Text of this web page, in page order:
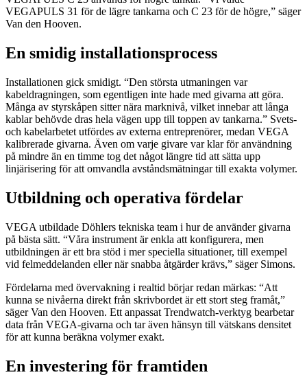
VEGAPULS 31 för de lägre tankarna och C 23 för de högre,” säger
Van den Hooven.
En smidig installationsprocess
Installationen gick smidigt. “Den största utmaningen var
kabeldragningen, som egentligen inte hade med givarna att göra.
Många av styrskåpen sitter nära marknivå, vilket innebar att långa
kablar behövde dras hela vägen upp till toppen av tankarna.” Svets-
och kabelarbetet utfördes av externa entreprenörer, medan VEGA
kalibrerade givarna. Även om varje givare var klar för användning
på mindre än en timme tog det något längre tid att sätta upp
linjärisering för att omvandla avståndsmätningar till exakta volymer.
Utbildning och operativa fördelar
VEGA utbildade Döhlers tekniska team i hur de använder givarna
på bästa sätt. “Våra instrument är enkla att konfigurera, men
utbildningen är ett bra stöd i mer speciella situationer, till exempel
vid felmeddelanden eller när snabba åtgärder krävs,” säger Simons.
Fördelarna med övervakning i realtid börjar redan märkas: “Att
kunna se nivåerna direkt från skrivbordet är ett stort steg framåt,”
säger Van den Hooven. Ett anpassat Trendwatch-verktyg bearbetar
data från VEGA-givarna och tar även hänsyn till vätskans densitet
för att kunna beräkna volymer exakt.
En investering för framtiden